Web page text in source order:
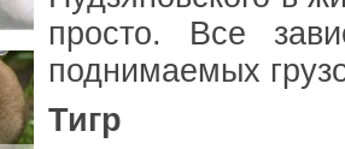
просто. Все
поднимаемых
Тигр